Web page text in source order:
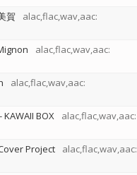
賀
alac,flac,wav,aac:
alac,flac,wav,aac:
alac,flac,wav,aac:
KAWAII BOX
alac,flac,wav,aac:
Project
alac,flac,wav,aac: